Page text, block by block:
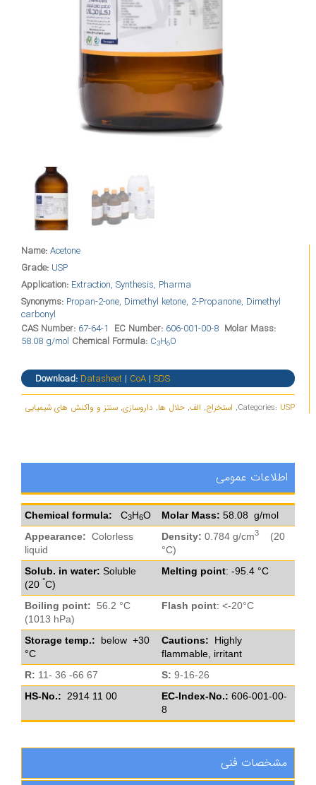
Name:Acetone
Grade: USP
Application: Extraction, Synthesis, Pharma
Synonyms: Propan-2-one, Dimethyl ketone, 2-Propanone, Dimethyl
carbonyl
CAS Number: 67-64-1 EC Number: 606-001-00-8 Molar Mass:
58.08 g/mol Chemical Formula: C3H6O
Download: Datasheet | CoA | SDS
Categories: USP
, استخراج, الف, حلال ها, داروسازی, سنتز و واکنش های شیمیایی
اطلاعات عمومی
Chemical formula: C3H6O Molar Mass: 58.08 g/mol
Appearance: Colorless
liquid
Density: 0.784 g/cm3
(20
°C)
Solub. in water: Soluble
(20 °C)
Melting point: -95.4 °C
Boiling point: 56.2 °C
(1013 hPa)
Flash point: <-20°C
Storage temp.: below +30
°C
Cautions: Highly
flammable, irritant
R: 11- 36 -66 67 S: 9-16-26
HS-No.: 2914 11 00 EC-Index-No.: 606-001-00-
8
مشخصات فنی